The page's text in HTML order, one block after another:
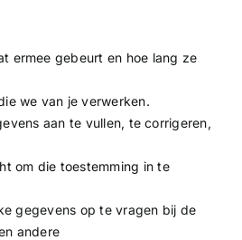
ermee gebeurt en hoe lang ze
we van je verwerken.
aan te vullen, te corrigeren,
om die toestemming in te
gegevens op te vragen bij de
andere